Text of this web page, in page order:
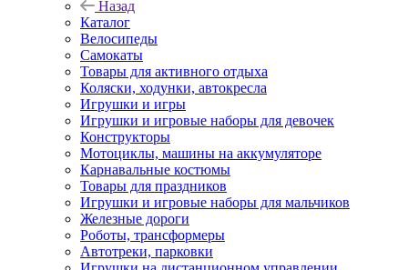
Назад
Каталог
Велосипеды
Самокаты
Товары для активного отдыха
Коляски, ходунки, автокресла
Игрушки и игры
Игрушки и игровые наборы для девочек
Конструкторы
Мотоциклы, машины на аккумуляторе
Карнавальные костюмы
Товары для праздников
Игрушки и игровые наборы для мальчиков
Железные дороги
Роботы, трансформеры
Автотреки, парковки